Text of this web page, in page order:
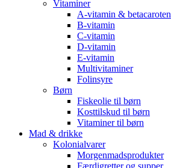
Vitaminer
A-vitamin & betacaroten
B-vitamin
C-vitamin
D-vitamin
E-vitamin
Multivitaminer
Folinsyre
Børn
Fiskeolie til børn
Kosttilskud til børn
Vitaminer til børn
Mad & drikke
Kolonialvarer
Morgenmadsprodukter